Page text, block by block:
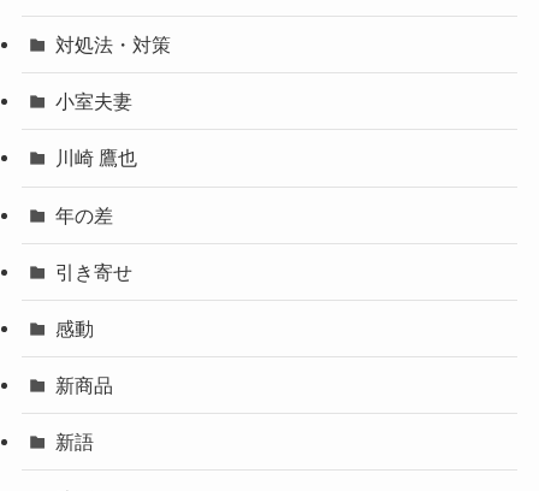
対処法・対策
小室夫妻
川崎 鷹也
年の差
引き寄せ
感動
新商品
新語